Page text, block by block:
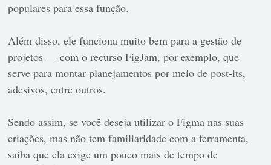
populares para essa função.
Além disso, ele funciona muito bem para a gestão de
projetos — com o recurso FigJam, por exemplo, que
serve para montar planejamentos por meio de post-its,
adesivos, entre outros.
Sendo assim, se você deseja utilizar o Figma nas suas
criações, mas não tem familiaridade com a ferramenta,
saiba que ela exige um pouco mais de tempo de